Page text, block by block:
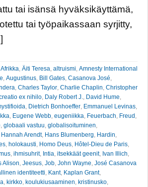
tai isänsä hyväksikäyttämä,
tai työpaikassaan syrjitty,
Afrikka Äiti Teresa altruismi Amnesty International
Augustinus Bill Gates Casanova José
Charles Taylor Charlie Chaplin Christopher
ex nihilo Daly Robert J. David Hume
Dietrich Bonhoeffer Emmanuel Levinas
Eugene Webb eugeniikka Feuerbach Freud
globaali vastuu globalisoituminen
Hannah Arendt, Hans Blumenberg Hardin
holokausti Homo Deus Hôtel-Dieu de Paris
ihmisuhrit, Intia itsekkäät geenit, Ivan Illich
Alison Jeesus Job John Wayne José Casanova
identiteetti Kant, Kaplan Grant,
kirkko koulukiusaaminen kristinusko